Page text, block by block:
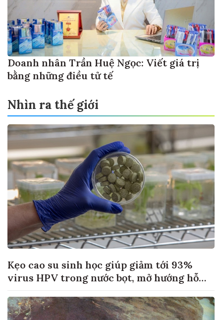
Doanh nhân Trần Huệ Ngọc: Viết giá trị
bằng những điều tử tế
Nhìn ra thế giới
Kẹo cao su sinh học giúp giảm tới 93%
virus HPV trong nước bọt, mở hướng hỗ